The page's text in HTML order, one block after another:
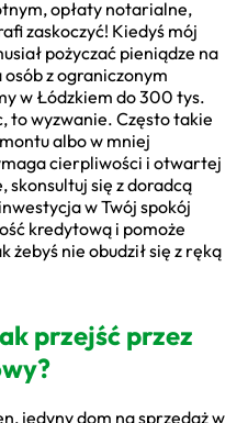
opłaty notarialne,
zaskoczyć! Kiedyś mój
pożyczać pieniądze na
z ograniczonym
w Łódzkiem do 300 tys.
to wyzwanie. Często takie
albo w mniej
cierpliwości i otwartej
skonsultuj się z doradcą
w Twój spokój
kredytową i pomoże
nie obudził się z ręką
przejść przez
jedyny dom na sprzedaż w